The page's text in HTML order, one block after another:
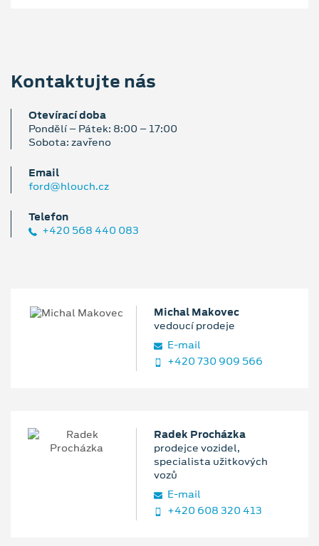
Kontaktujte nás
Otevírací doba
Pondělí – Pátek: 8:00 – 17:00
Sobota: zavřeno
Email
ford@hlouch.cz
Telefon
+420 568 440 083
Michal Makovec
vedoucí prodeje
E‑mail
+420 730 909 566
Radek Procházka
prodejce vozidel,
specialista užitkových
vozů
E‑mail
+420 608 320 413